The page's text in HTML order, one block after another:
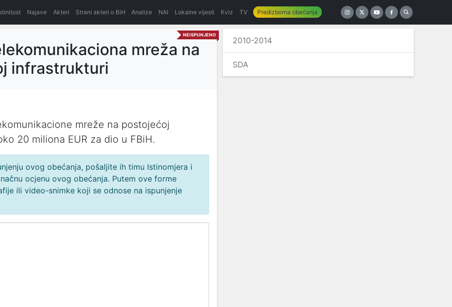
Najave Akteri Strani akteri o BiH Analize NAI Lokalne vijesti Kviz TV Predizborna obećanja
NEISPUNJENO
mreža na
infrastrukturi
mreže na postojećoj
20 miliona EUR za dio u FBiH.
ovog obećanja, pošaljite ih timu Istinomjera i
ocjenu ovog obećanja. Putem ove forme
ili video-snimke koji se odnose na ispunjenje
2010-2014
SDA